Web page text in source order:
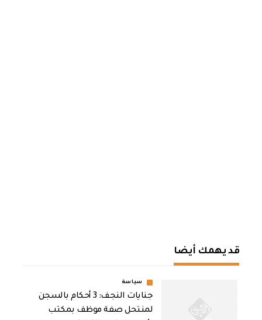
قد يهمك أيضا
سياسة
جنايات النجف: 3 أحكام بالسجن
لمنتحل صفة موظف بمكتب